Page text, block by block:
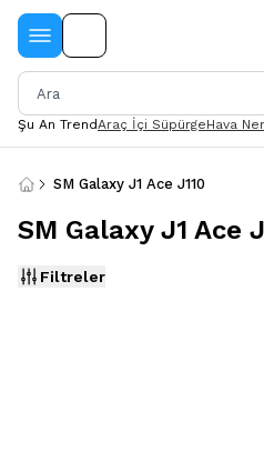
Şu An TrendAraç İçi SüpürgeHava
SM Galaxy J1 Ace J110
SM Galaxy J1 Ace
Filtreler